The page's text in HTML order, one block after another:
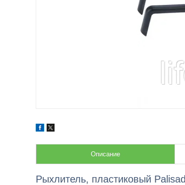
Описание
Рыхлитель, пластиковый Palisad